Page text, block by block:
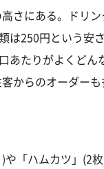
さにある。ドリ
は250円という安
あたりがよくどん
からのオーダーも
や「ハムカツ」(2